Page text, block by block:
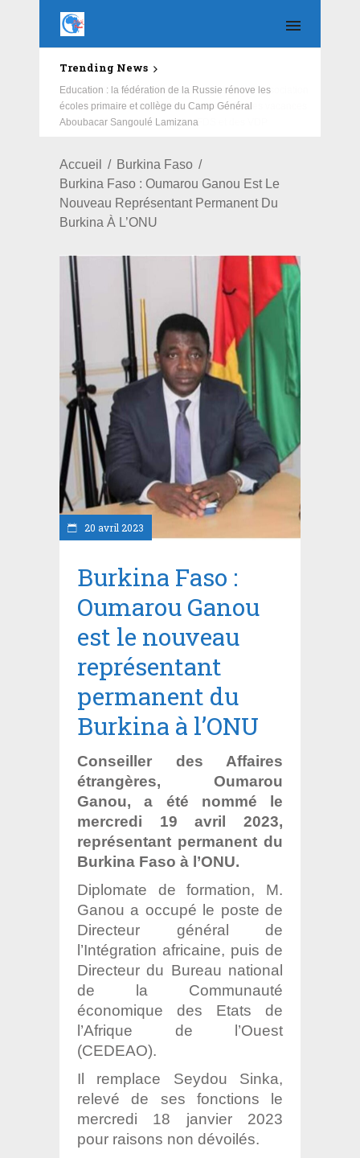
Trending News
Education : la fédération de la Russie rénove les
écoles primaire et collège du Camp Général
Aboubacar Sangoulé Lamizana
Accueil
Burkina Faso
Burkina Faso : Oumarou Ganou Est Le
Nouveau Représentant Permanent Du
Burkina À L’ONU
20 avril 2023
Burkina Faso :
Oumarou Ganou
est le nouveau
représentant
permanent du
Burkina à l’ONU
Conseiller des Affaires
étrangères, Oumarou
Ganou, a été nommé le
mercredi 19 avril 2023,
représentant permanent du
Burkina Faso à l’ONU.
Diplomate de formation, M.
Ganou a occupé le poste de
Directeur général de
l’Intégration africaine, puis de
Directeur du Bureau national
de la Communauté
économique des Etats de
l’Afrique de l’Ouest
(CEDEAO).
Il remplace Seydou Sinka,
relevé de ses fonctions le
mercredi 18 janvier 2023
pour raisons non dévoilés.